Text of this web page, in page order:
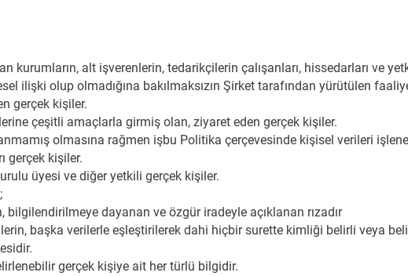
kurumların, alt işverenlerin, tedarikçilerin çalışanları, hissedarları ve
ilişki olup olmadığına bakılmaksızın Şirket tarafından yürütülen
gerçek kişiler.
çeşitli amaçlarla girmiş olan, ziyaret eden gerçek kişiler.
olmasına rağmen işbu Politika çerçevesinde kişisel verileri
gerçek kişiler.
üyesi ve diğer yetkili gerçek kişiler.
dayanan ve özgür iradeyle açıklanan rızadır
başka verilerle eşleştirilerek dahi hiçbir surette kimliği belirli veya
gerçek kişiye ait her türlü bilgidir.